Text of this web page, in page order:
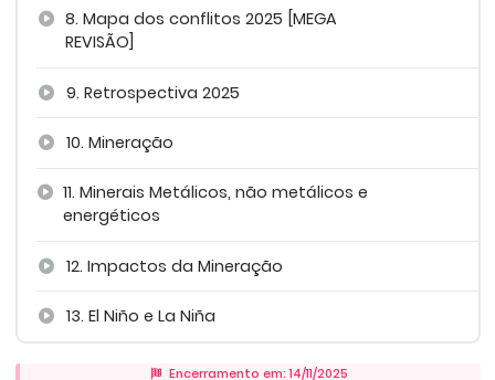
8. Mapa dos conflitos 2025 [MEGA
REVISÃO]
9. Retrospectiva 2025
10. Mineração
11. Minerais Metálicos, não metálicos e
energéticos
12. Impactos da Mineração
13. El Niño e La Niña
Encerramento em: 14/11/2025